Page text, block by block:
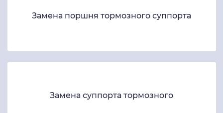
Замена поршня тормозного суппорта
Замена суппорта тормозного